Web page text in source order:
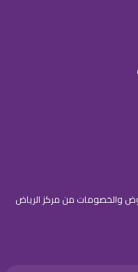
والخصومات من مركز الرياض